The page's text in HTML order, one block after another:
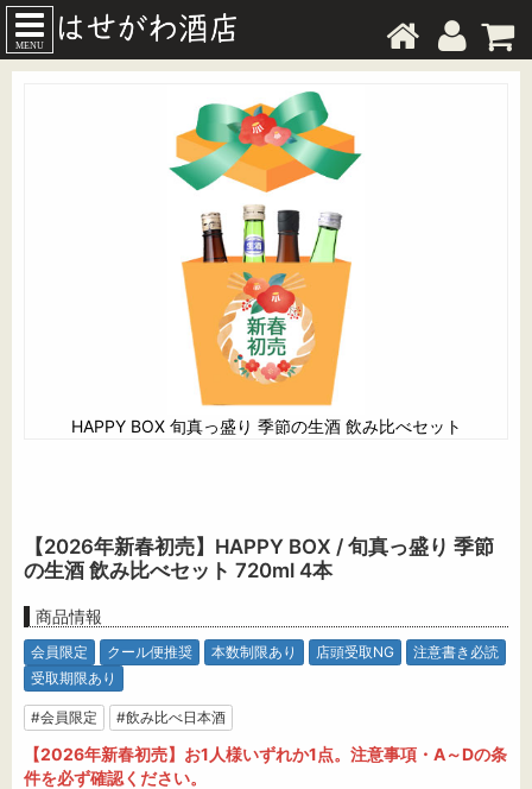
MENU
HAPPY BOX 旬真っ盛り 季節の生酒 飲み比べセット
【2026年新春初売】HAPPY BOX / 旬真っ盛り 季節
の生酒 飲み比べセット 720ml 4本
商品情報
会員限定 クール便推奨 本数制限あり 店頭受取NG
注意書き必読
受取期限あり
#会員限定 #飲み比べ日本酒
【2026年新春初売】お1人様いずれか1点。注意事項・A～Dの条
件を必ず確認ください。